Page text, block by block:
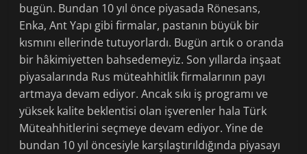
bugün. Bundan 10 yıl önce piyasada Rönesans,
Enka, Ant Yapı gibi firmalar, pastanın büyük bir
kısmını ellerinde tutuyorlardı. Bugün artık o oranda
bir hâkimiyetten bahsedemeyiz. Son yıllarda inşaat
piyasalarında Rus müteahhitlik firmalarının payı
artmaya devam ediyor. Ancak sıkı iş programı ve
yüksek kalite beklentisi olan işverenler hala Türk
Müteahhitlerini seçmeye devam ediyor. Yine de
bundan 10 yıl öncesiyle karşılaştırıldığında piyasayı